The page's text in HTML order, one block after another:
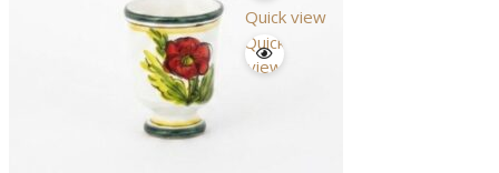
Quick view
Quick
view